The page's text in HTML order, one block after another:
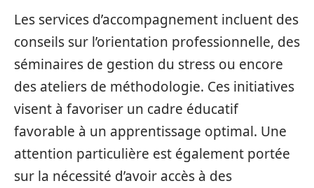
Les services d’accompagnement incluent des
conseils sur l’orientation professionnelle, des
séminaires de gestion du stress ou encore
des ateliers de méthodologie. Ces initiatives
visent à favoriser un cadre éducatif
favorable à un apprentissage optimal. Une
attention particulière est également portée
sur la nécessité d’avoir accès à des